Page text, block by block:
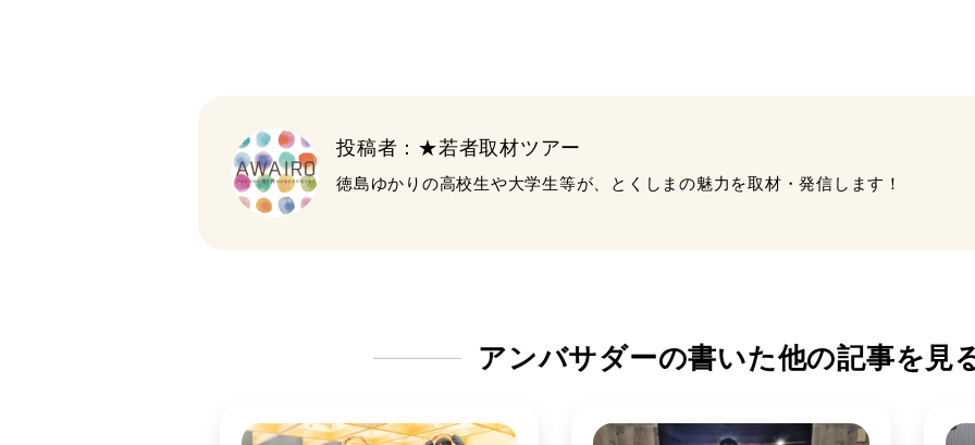
投稿者：★若者取材ツアー
徳島ゆかりの高校生や大学生等が、とくしまの魅力を取材・発信します！
アンバサダーの書いた他の記事を見